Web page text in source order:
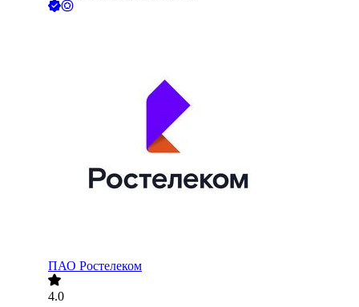
ПАО Ростелеком
4.0